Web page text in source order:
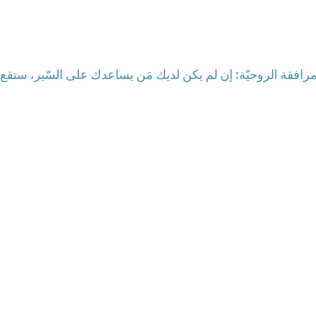
الروحيّة: إن لم يكن لديك مَن يساعدك على السّير، ستقع